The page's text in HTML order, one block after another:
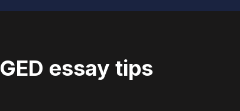
GED essay tips